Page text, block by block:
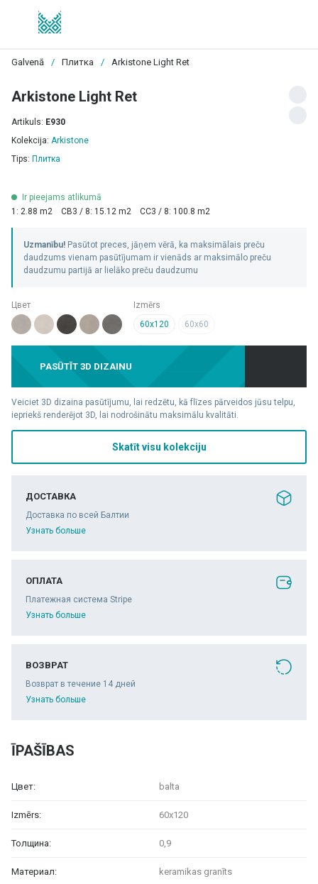
Galvenā / Плитка / Arkistone Light Ret
Arkistone Light Ret
Artikuls: E930
Kolekcija: Arkistone
Tips: Плитка
Ir pieejams atlikumā
1: 2.88 m2
CB3 / 8: 15.12 m2 CC3 / 8: 100.8 m2
Uzmanību! Pasūtot preces, jāņem vērā, ka maksimālais preču
daudzums vienam pasūtījumam ir vienāds ar maksimālo preču
daudzumu partijā ar lielāko preču daudzumu
Цвет
Izmērs
60x120
60x60
PASŪTĪT 3D DIZAINU
Veiciet 3D dizaina pasūtījumu, lai redzētu, kā flīzes pārveidos jūsu telpu,
iepriekš renderējot 3D, lai nodrošinātu maksimālu kvalitāti.
Skatīt visu kolekciju
ДОСТАВКА
Доставка по всей Балтии
Узнать больше
ОПЛАТА
Платежная система Stripe
Узнать больше
ВОЗВРАТ
Возврат в течение 14 дней
Узнать больше
ĪPAŠĪBAS
Цвет: balta
Izmērs: 60x120
Толщина: 0,9
Материал: keramikas granīts